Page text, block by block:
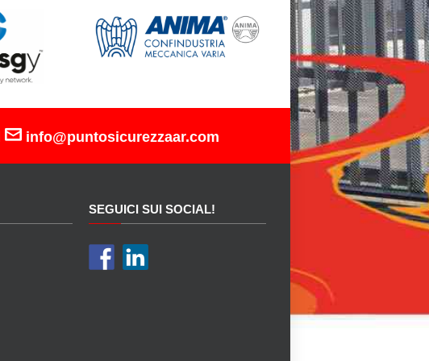
info@puntosicurezzaar.com
SEGUICI SUI SOCIAL!